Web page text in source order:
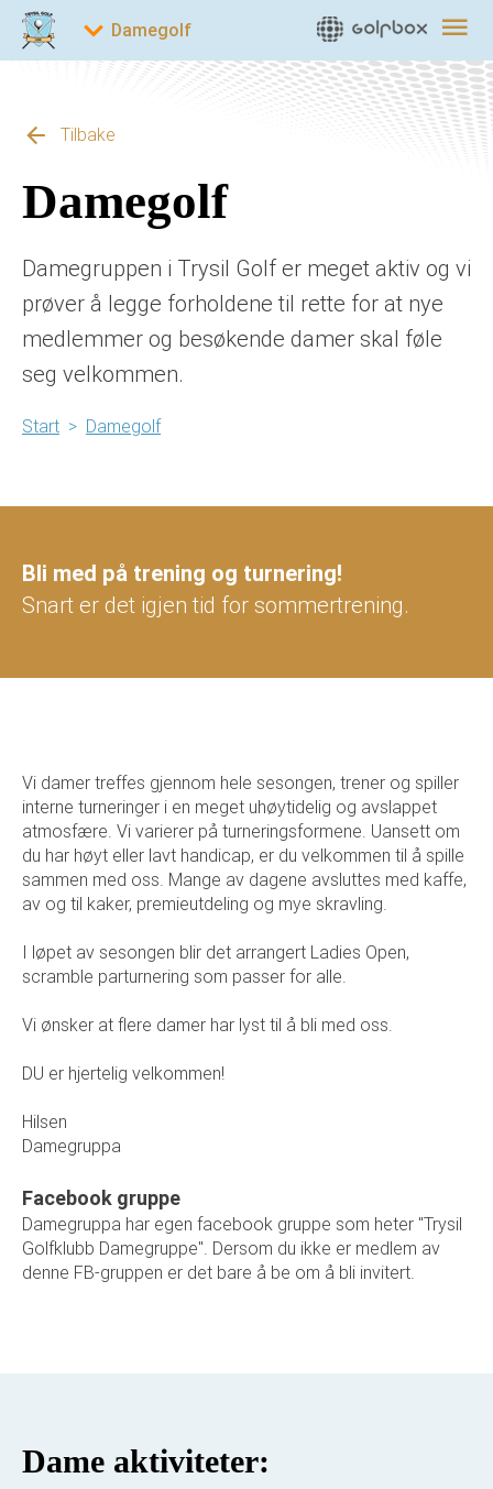
Tilbake
Damegolf
Damegruppen i Trysil Golf er meget aktiv og vi
prøver å legge forholdene til rette for at nye
medlemmer og besøkende damer skal føle
seg velkommen.
Start > Damegolf
Bli med på trening og turnering!
Snart er det igjen tid for sommertrening.
Vi damer treffes gjennom hele sesongen, trener og spiller
interne turneringer i en meget uhøytidelig og avslappet
atmosfære. Vi varierer på turneringsformene. Uansett om
du har høyt eller lavt handicap, er du velkommen til å spille
sammen med oss. Mange av dagene avsluttes med kaffe,
av og til kaker, premieutdeling og mye skravling.
I løpet av sesongen blir det arrangert Ladies Open,
scramble parturnering som passer for alle.
Vi ønsker at flere damer har lyst til å bli med oss.
DU er hjertelig velkommen!
Hilsen
Damegruppa
Facebook gruppe
Damegruppa har egen facebook gruppe som heter "Trysil
Golfklubb Damegruppe". Dersom du ikke er medlem av
denne FB-gruppen er det bare å be om å bli invitert.
Dame aktiviteter: